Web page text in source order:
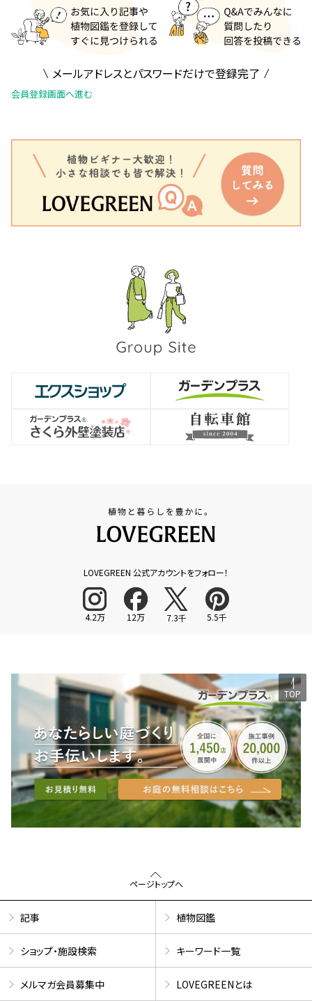
メールアドレスとパスワードだけで登録完了
会員登録画面へ進む
LOVEGREEN 公式アカウントをフォロー！
4.2万 12万 7.3千 5.5千
TOP
ページトップへ
記事 植物図鑑
ショップ・施設検索 キーワード一覧
メルマガ会員募集中 LOVEGREENとは